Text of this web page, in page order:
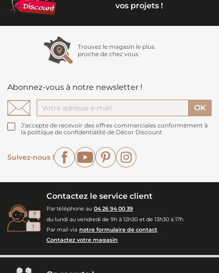
vos projets !
Trouvez le magasin le plus
proche de chez vous
Abonnez-vous à notre newsletter !
J'accepte de recevoir des offres commerciales conformément à
la politique de confidentialité de Décor Discount
Suivez-nous !
FacebookYouTubePinterest
Contactez le service client
Par téléphone au 04 26 94 00 39
du lundi au vendredi de 9h à 12h30 et de 13h30 à 17h
Par mail via notre formulaire de contact
Contactez votre magasin